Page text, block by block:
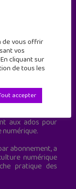
numérique
aux ados pour
abonnement, a
numérique
pratique des
de vous offrir
vos
cliquant sur
de tous les
accepter